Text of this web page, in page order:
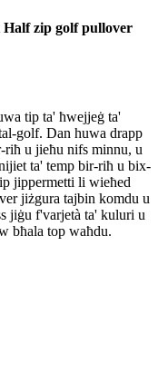
Half zip golf pullover
tip ta' ħwejjeġ ta'
golf. Dan huwa drapp
u jieħu nifs minnu, u
ta' temp bir-riħ u bix-
jippermetti li wieħed
jiżgura tajbin komdu u
jiġu f'varjetà ta' kuluri u
bħala top waħdu.